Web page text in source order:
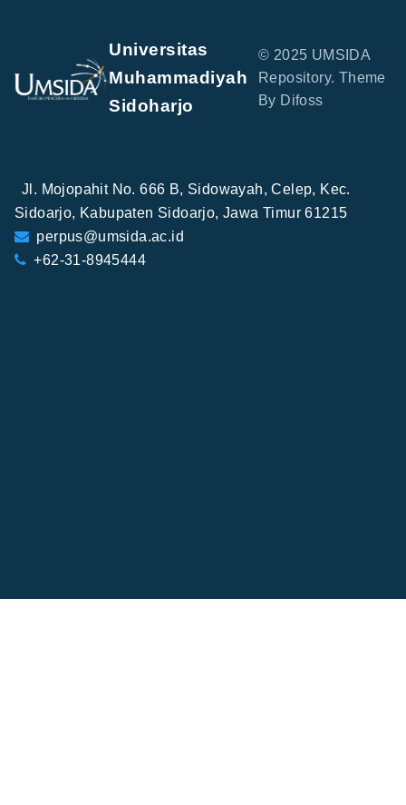
Universitas
Muhammadiyah
Sidoharjo
© 2025 UMSIDA
Repository. Theme
By Difoss
Jl. Mojopahit No. 666 B, Sidowayah, Celep, Kec.
Sidoarjo, Kabupaten Sidoarjo, Jawa Timur 61215
perpus@umsida.ac.id
+62-31-8945444